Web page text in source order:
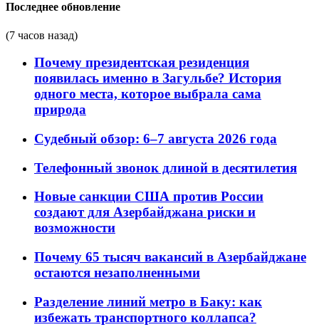
Последнее обновление
(7 часов назад)
Почему президентская резиденция
появилась именно в Загульбе? История
одного места, которое выбрала сама
природа
Судебный обзор: 6–7 августа 2026 года
Телефонный звонок длиной в десятилетия
Новые санкции США против России
создают для Азербайджана риски и
возможности
Почему 65 тысяч вакансий в Азербайджане
остаются незаполненными
Разделение линий метро в Баку: как
избежать транспортного коллапса?